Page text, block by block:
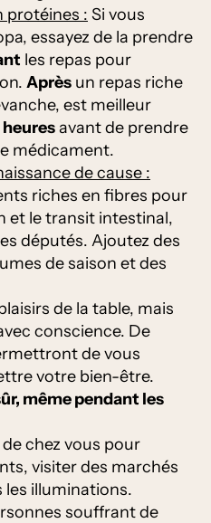
protéines : Si vous
essayez de la prendre
les repas pour
Après un repas riche
est meilleur
avant de prendre
médicament.
de cause :
riches en fibres pour
et le transit intestinal,
députés. Ajoutez des
de saison et des
de la table, mais
conscience. De
de vous
votre bien-être.
même pendant les
chez vous pour
visiter des marchés
les illuminations.
souffrant de